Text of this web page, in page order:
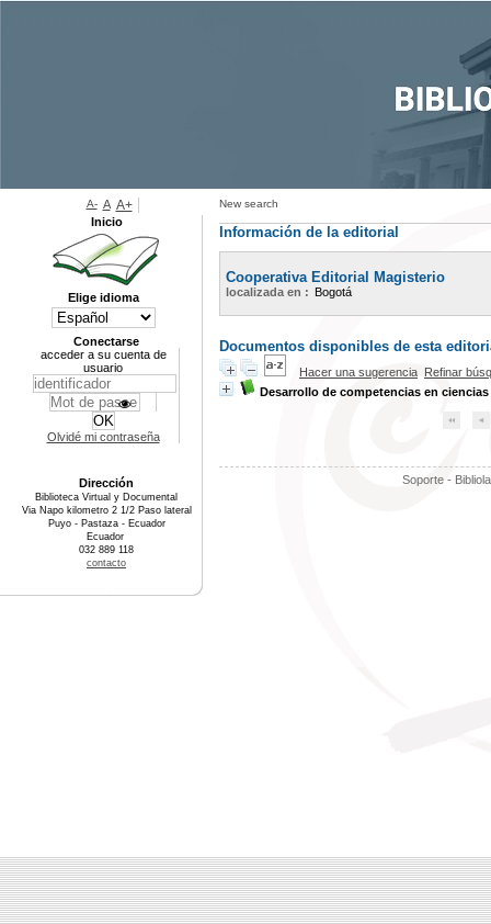
New search
Información de la editorial
Cooperativa Editorial Magisterio
localizada en : Bogotá
Documentos disponibles de esta
Hacer una sugerencia Refinar
Desarrollo de competencias en
Soporte -
A- A A+
Inicio
Elige idioma
Conectarse
acceder a su cuenta de
usuario
Olvidé mi contraseña
Dirección
Biblioteca Virtual y Documental
Via Napo kilometro 2 1/2 Paso lateral
Puyo - Pastaza - Ecuador
Ecuador
032 889 118
contacto